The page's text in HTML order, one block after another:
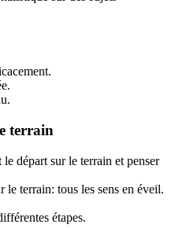
terrain
départ sur le terrain et penser
terrain: tous les sens en éveil.
étapes.